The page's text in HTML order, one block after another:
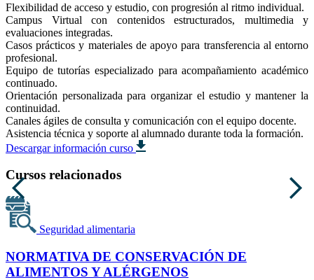
Flexibilidad de acceso y estudio, con progresión al ritmo individual.
Campus Virtual con contenidos estructurados, multimedia y
evaluaciones integradas.
Casos prácticos y materiales de apoyo para transferencia al entorno
profesional.
Equipo de tutorías especializado para acompañamiento académico
continuado.
Orientación personalizada para organizar el estudio y mantener la
continuidad.
Canales ágiles de consulta y comunicación con el equipo docente.
Asistencia técnica y soporte al alumnado durante toda la formación.
Descargar información curso
Cursos relacionados
Seguridad alimentaria
NORMATIVA DE CONSERVACIÓN DE
ALIMENTOS Y ALÉRGENOS